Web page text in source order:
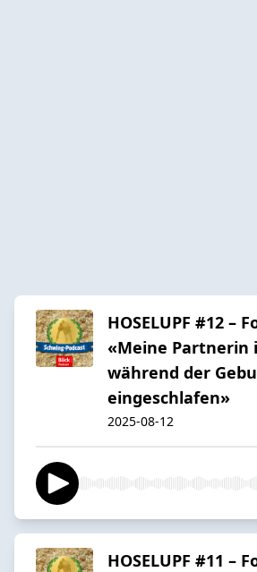
HOSELUPF #12 –
«Meine Partnerin
während der
eingeschlafen»
2025-08-12
HOSELUPF #11 –